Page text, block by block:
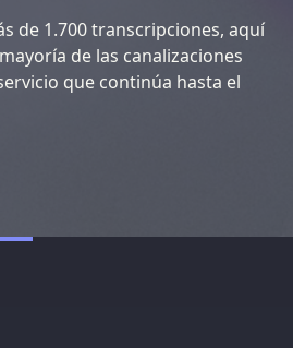
de 1.700 transcripciones, aquí
de las canalizaciones
que continúa hasta el